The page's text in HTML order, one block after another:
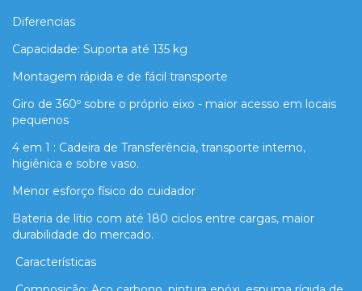
Diferencias
Capacidade: Suporta até 135 kg
Montagem rápida e de fácil transporte
Giro de 360º sobre o próprio eixo - maior acesso em locais
pequenos
4 em 1 : Cadeira de Transferência, transporte interno,
higiênica e sobre vaso.
Menor esforço físico do cuidador
Bateria de lítio com até 180 ciclos entre cargas, maior
durabilidade do mercado.
Características